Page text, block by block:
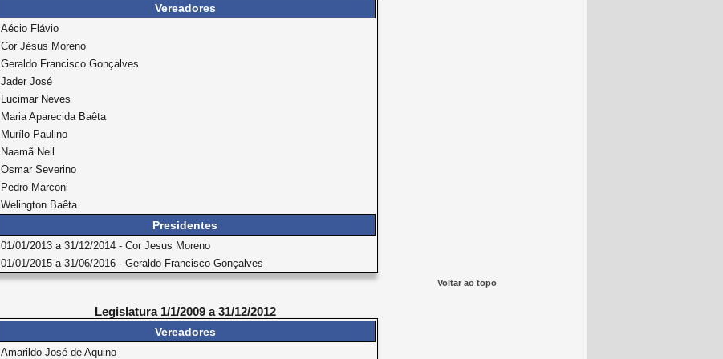
Vereadores
Aécio Flávio
Cor Jésus Moreno
Geraldo Francisco Gonçalves
Jader José
Lucimar Neves
Maria Aparecida Baêta
Murílo Paulino
Naamã Neil
Osmar Severino
Pedro Marconi
Welington Baêta
Presidentes
01/01/2013 a 31/12/2014 - Cor Jesus Moreno
01/01/2015 a 31/06/2016 - Geraldo Francisco Gonçalves
Voltar ao topo
Legislatura 1/1/2009 a 31/12/2012
Vereadores
Amarildo José de Aquino